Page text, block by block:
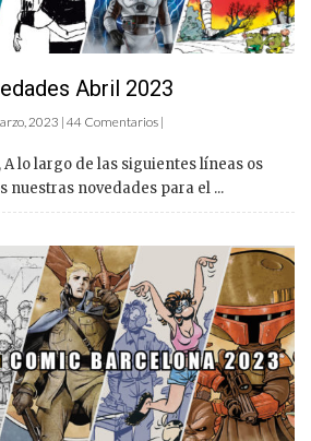
Abril 2023
2023 | 44 Comentarios |
lo largo de las siguientes líneas os
nuestras novedades para el ...